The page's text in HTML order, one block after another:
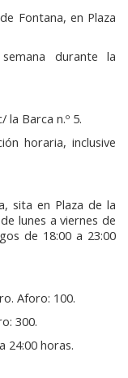
Fontana, en Plaza
durante la
la Barca n.º 5.
horaria, inclusive
sita en Plaza de la
lunes a viernes de
de 18:00 a 23:00
Aforo: 100.
300.
24:00 horas.